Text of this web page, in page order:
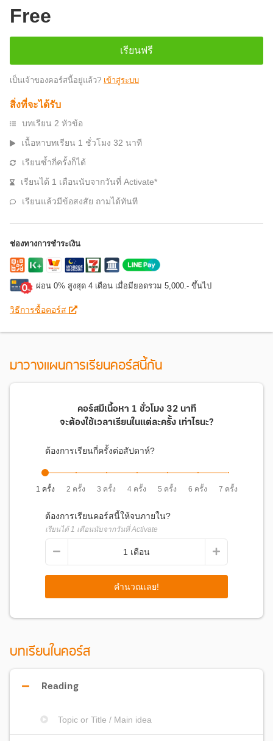
Free
เรียนฟรี
เป็นเจ้าของคอร์สนี้อยู่แล้ว? เข้าสู่ระบบ
สิ่งที่จะได้รับ
บทเรียน 2 หัวข้อ
เนื้อหาบทเรียน 1 ชั่วโมง 32 นาที
เรียนซ้ำกี่ครั้งก็ได้
เรียนได้ 1 เดือนนับจากวันที่ Activate*
เรียนแล้วมีข้อสงสัย ถามได้ทันที
ช่องทางการชำระเงิน
ผ่อน 0% สูงสุด 4 เดือน เมื่อมียอดรวม 5,000.- ขึ้นไป
วิธีการซื้อคอร์ส
มาวางแผนการเรียนคอร์สนี้กัน
คอร์สมีเนื้อหา 1 ชั่วโมง 32 นาที
จะต้องใช้เวลาเรียนในแต่ละครั้งเท่าไรนะ?
ต้องการเรียนกี่ครั้งต่อสัปดาห์?
1 ครั้ง 2 ครั้ง 3 ครั้ง 4 ครั้ง 5 ครั้ง 6 ครั้ง 7 ครั้ง
ต้องการเรียนคอร์สนี้ให้จบภายใน?
เรียนได้1 เดือนนับจากวันที่ Activate
1 เดือน
คำนวณเลย!
บทเรียนในคอร์ส
Reading
Topic or Title / Main idea